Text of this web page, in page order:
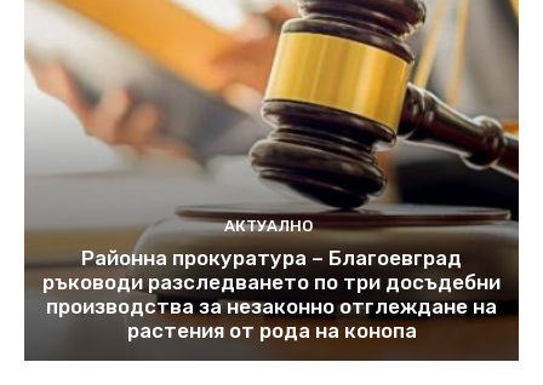
АКТУАЛНО
Районна прокуратура – Благоевград
ръководи разследването по три досъдебни
производства за незаконно отглеждане на
растения от рода на конопа